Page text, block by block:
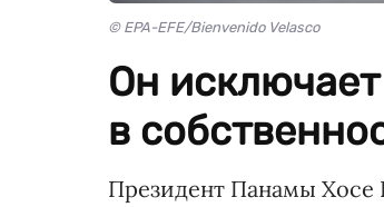
© EPA-EFE/Bienvenido Velasco
Он
в
Президент Панамы Хосе